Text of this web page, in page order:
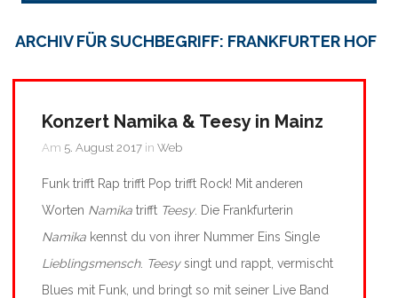
ARCHIV FÜR SUCHBEGRIFF: FRANKFURTER HOF
Konzert Namika & Teesy in Mainz
Am 5. August 2017 in Web
Funk trifft Rap trifft Pop trifft Rock! Mit anderen
Worten Namika trifft Teesy. Die Frankfurterin
Namika kennst du von ihrer Nummer Eins Single
Lieblingsmensch. Teesysingt und rappt, vermischt
Blues mit Funk, und bringt so mit seiner Live Band